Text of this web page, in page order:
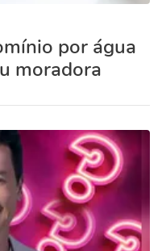
por água
moradora